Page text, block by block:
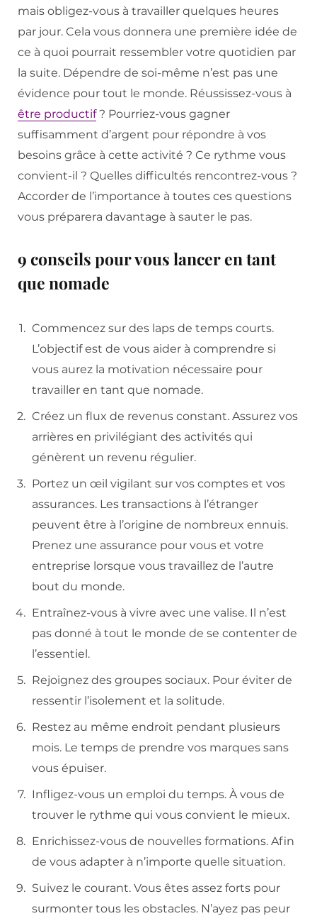
mais obligez-vous à travailler quelques heures
par jour. Cela vous donnera une première idée de
ce à quoi pourrait ressembler votre quotidien par
la suite. Dépendre de soi-même n’est pas une
évidence pour tout le monde. Réussissez-vous à
être productif? Pourriez-vous gagner
suffisamment d’argent pour répondre à vos
besoins grâce à cette activité ? Ce rythme vous
convient-il ? Quelles difficultés rencontrez-vous ?
Accorder de l’importance à toutes ces questions
vous préparera davantage à sauter le pas.
9 conseils pour vous lancer en tant
que nomade
Commencez sur des laps de temps courts.
L’objectif est de vous aider à comprendre si
vous aurez la motivation nécessaire pour
travailler en tant que nomade.
Créez un flux de revenus constant. Assurez vos
arrières en privilégiant des activités qui
génèrent un revenu régulier.
Portez un œil vigilant sur vos comptes et vos
assurances. Les transactions à l’étranger
peuvent être à l’origine de nombreux ennuis.
Prenez une assurance pour vous et votre
entreprise lorsque vous travaillez de l’autre
bout du monde.
Entraînez-vous à vivre avec une valise. Il n’est
pas donné à tout le monde de se contenter de
l’essentiel.
Rejoignez des groupes sociaux. Pour éviter de
ressentir l’isolement et la solitude.
Restez au même endroit pendant plusieurs
mois. Le temps de prendre vos marques sans
vous épuiser.
Infligez-vous un emploi du temps. À vous de
trouver le rythme qui vous convient le mieux.
Enrichissez-vous de nouvelles formations. Afin
de vous adapter à n’importe quelle situation.
Suivez le courant. Vous êtes assez forts pour
surmonter tous les obstacles. N’ayez pas peur